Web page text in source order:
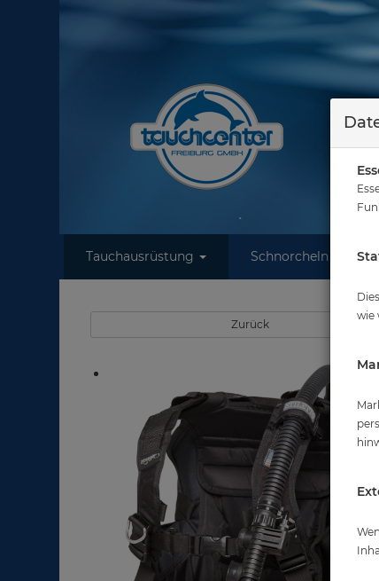
Tauchausrüstung Schnorcheln
Zurück
wie